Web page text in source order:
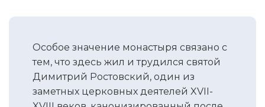
Особое значение монастыря связано с
тем, что здесь жил и трудился святой
Димитрий Ростовский, один из
заметных церковных деятелей XVII-